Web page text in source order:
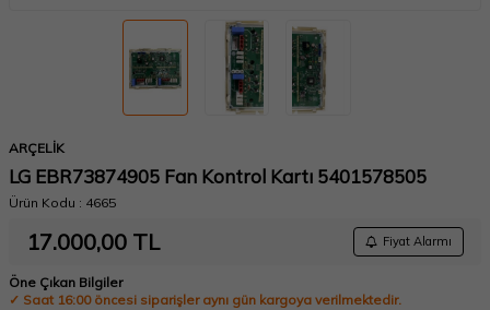
W
h
a
t
a
p
p
D
e
s
t
e
H
a
t
t
ARÇELİK
LG EBR73874905 Fan Kontrol Kartı 5401578505
Ürün Kodu : 4665
17.000,00 TL Fiyat Alarmı
Öne Çıkan Bilgiler
✓ Saat 16:00 öncesi siparişler aynı gün kargoya verilmektedir.